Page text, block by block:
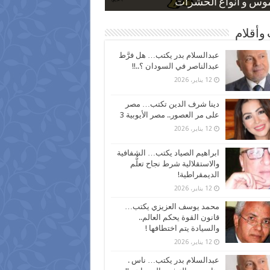
و أنواع الحشرات
بعد ارتفاع الأسعار
نسبة الطلاق في مصر
كاركاتيرية
كاركاتيرية
وأقلام
عبدالسلام بدر يكتب… هل فرَّط
عبدالناصر في السودان ؟..!!
12 يناير، 2026
دينا شرف الدين تكتب… مصر
على مر العصور.. مصر الأيوبية 3
12 يناير، 2026
ابراهيم الصياد يكتب… الشفافية
والاستقلالية شرط نجاح تعلُّم
الديمقراطية!
12 يناير، 2026
محمد يوسف العزيزي يكتب…
قانون القوة يحكم العالم..
والسيادة يتم اختطافها !
12 يناير، 2026
عبدالسلام بدر يكتب… ناس .